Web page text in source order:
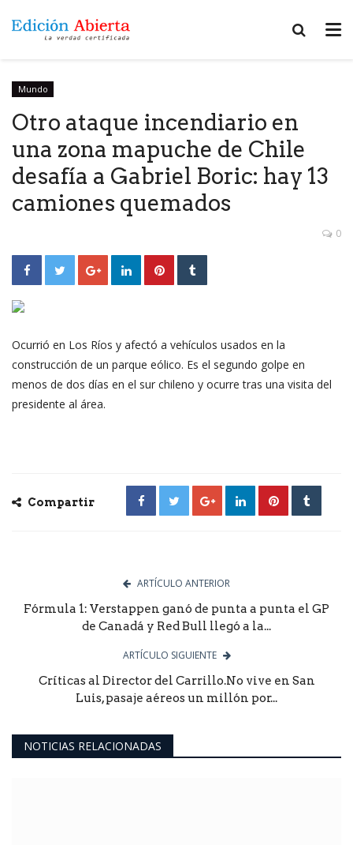
Mundo
Otro ataque incendiario en
una zona mapuche de Chile
desafía a Gabriel Boric: hay 13
camiones quemados
0
Ocurrió en Los Ríos y afectó a vehículos usados en la
construcción de un parque eólico. Es el segundo golpe en
menos de dos días en el sur chileno y ocurre tras una visita del
presidente al área.
Compartir
ARTÍCULO ANTERIOR
Fórmula 1: Verstappen ganó de punta a punta el GP
de Canadá y Red Bull llegó a la...
ARTÍCULO SIGUIENTE
Críticas al Director del Carrillo.No vive en San
Luis, pasaje aéreos un millón por...
NOTICIAS RELACIONADAS